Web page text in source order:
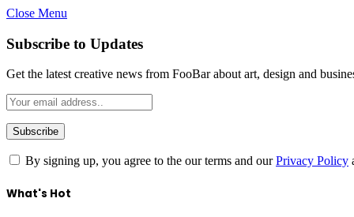
Close Menu
Subscribe to Updates
Get the latest creative news from FooBar about art, design and
By signing up, you agree to the our terms and ourPrivacy Policy
What's Hot